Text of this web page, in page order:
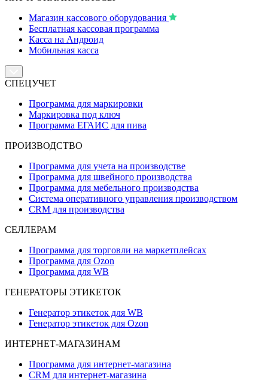
Магазин кассового оборудования
Бесплатная кассовая программа
Касса на Андроид
Мобильная касса
СПЕЦУЧЕТ
Программа для маркировки
Маркировка под ключ
Программа ЕГАИС для пива
ПРОИЗВОДСТВО
Программа для учета на производстве
Программа для швейного производства
Программа для мебельного производства
Система оперативного управления производством
CRM для производства
СЕЛЛЕРАМ
Программа для торговли на маркетплейсах
Программа для Ozon
Программа для WB
ГЕНЕРАТОРЫ ЭТИКЕТОК
Генератор этикеток для WB
Генератор этикеток для Ozon
ИНТЕРНЕТ-МАГАЗИНАМ
Программа для интернет-магазина
CRM для интернет-магазина